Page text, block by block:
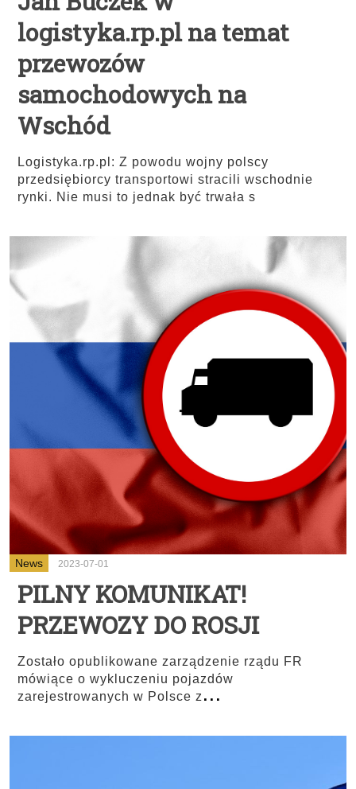
logistyka.rp.pl na temat
przewozów
samochodowych na
Wschód
Logistyka.rp.pl: Z powodu wojny polscy
przedsiębiorcy transportowi stracili wschodnie
rynki. Nie musi to jednak być trwała s
News 2023-07-01
PILNY KOMUNIKAT!
PRZEWOZY DO ROSJI
Zostało opublikowane zarządzenie rządu FR
mówiące o wykluczeniu pojazdów
zarejestrowanych w Polsce z...